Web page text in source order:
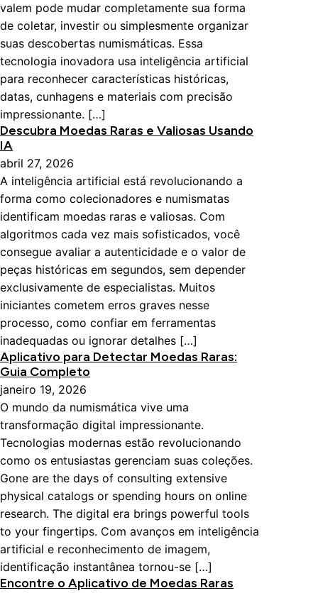
valem pode mudar completamente sua forma
de coletar, investir ou simplesmente organizar
suas descobertas numismáticas. Essa
tecnologia inovadora usa inteligência artificial
para reconhecer características históricas,
datas, cunhagens e materiais com precisão
impressionante. […]
Descubra Moedas Raras e Valiosas Usando
IA
abril 27, 2026
A inteligência artificial está revolucionando a
forma como colecionadores e numismatas
identificam moedas raras e valiosas. Com
algoritmos cada vez mais sofisticados, você
consegue avaliar a autenticidade e o valor de
peças históricas em segundos, sem depender
exclusivamente de especialistas. Muitos
iniciantes cometem erros graves nesse
processo, como confiar em ferramentas
inadequadas ou ignorar detalhes […]
Aplicativo para Detectar Moedas Raras:
Guia Completo
janeiro 19, 2026
O mundo da numismática vive uma
transformação digital impressionante.
Tecnologias modernas estão revolucionando
como os entusiastas gerenciam suas coleções.
Gone are the days of consulting extensive
physical catalogs or spending hours on online
research. The digital era brings powerful tools
to your fingertips. Com avanços em inteligência
artificial e reconhecimento de imagem,
identificação instantânea tornou-se […]
Encontre o Aplicativo de Moedas Raras